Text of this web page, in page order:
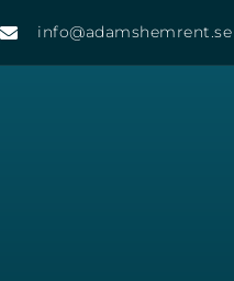
info@adamshemrent.se